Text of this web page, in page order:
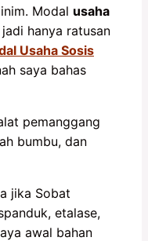
Modal usaha
hanya ratusan
Usaha Sosis
saya bahas
pemanggang
bumbu, dan
jika Sobat
etalase,
awal bahan